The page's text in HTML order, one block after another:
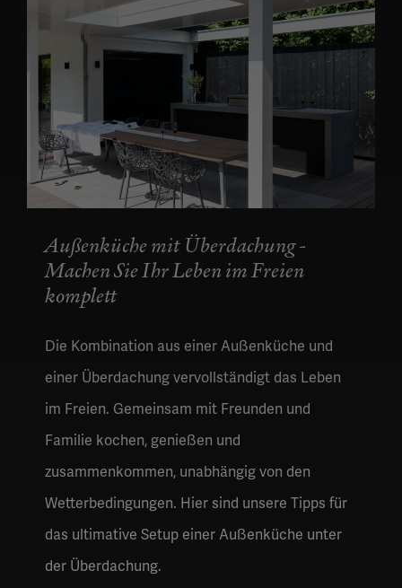
Außenküche mit Überdachung -
Machen Sie Ihr Leben im Freien
komplett
Die Kombination aus einer Außenküche und
einer Überdachung vervollständigt das Leben
im Freien. Gemeinsam mit Freunden und
Familie kochen, genießen und
zusammenkommen, unabhängig von den
Wetterbedingungen. Hier sind unsere Tipps für
das ultimative Setup einer Außenküche unter
der Überdachung.